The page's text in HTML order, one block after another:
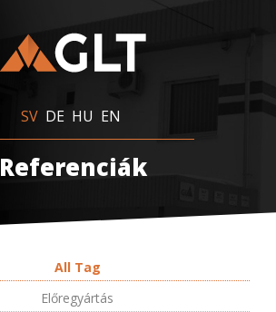
SV DE HU EN
Referenciák
All Tag
Előregyártás